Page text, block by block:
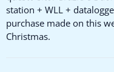
station + WLL +
purchase made on this
Christmas.